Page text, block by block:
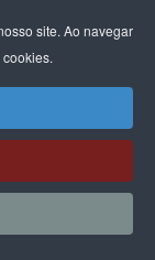
site. Ao navegar